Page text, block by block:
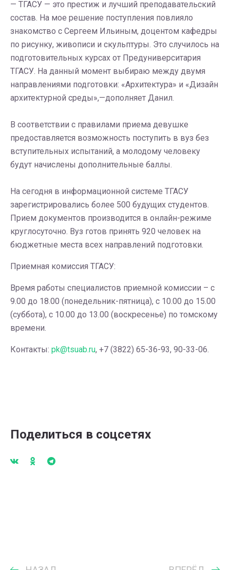
— ТГАСУ — это престиж и лучший преподавательский
состав. На мое решение поступления повлияло
знакомство с Сергеем Ильиным, доцентом кафедры
по рисунку, живописи и скульптуры. Это случилось на
подготовительных курсах от Предуниверситария
ТГАСУ. На данный момент выбираю между двумя
направлениями подготовки: «Архитектура» и «Дизайн
архитектурной среды»,—дополняет Данил.
В соответствии с правилами приема девушке
предоставляется возможность поступить в вуз без
вступительных испытаний, а молодому человеку
будут начислены дополнительные баллы.
На сегодня в информационной системе ТГАСУ
зарегистрировались более 500 будущих студентов.
Прием документов производится в онлайн-режиме
круглосуточно. Вуз готов принять 920 человек на
бюджетные места всех направлений подготовки.
Приемная комиссия ТГАСУ:
Время работы специалистов приемной комиссии – с
9.00 до 18.00 (понедельник-пятница), с 10.00 до 15.00
(суббота), с 10.00 до 13.00 (воскресенье) по томскому
времени.
Контакты: pk@tsuab.ru, +7 (3822) 65-36-93, 90-33-06.
Поделиться в соцсетях